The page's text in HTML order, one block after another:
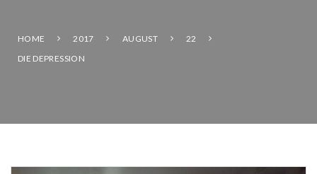
HOME 2017 AUGUST
22
DIE DEPRESSION